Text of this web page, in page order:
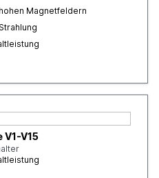
Magnetfeldern
V1-V15